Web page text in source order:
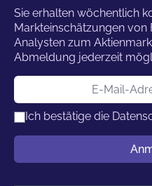
Sie erhalten wöchentlich
Markteinschätzungen von
Analysten zum
Abmeldung jederzeit
E-Mail-Adresse
Ich bestätige die